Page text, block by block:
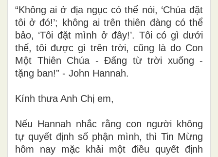
ngụ giữa chúng ta!”.
“Không ai ở địa ngục có thể nói, ‘Chúa đặt
tôi ở đó!’; không ai trên thiên đàng có thể
bảo, ‘Tôi đặt mình ở đây!’. Tôi có gì dưới
thế, tôi được gì trên trời, cũng là do Con
tặng ban!” - John Hannah.
Kính thưa Anh Chị em,
Nếu Hannah nhắc rằng con người không